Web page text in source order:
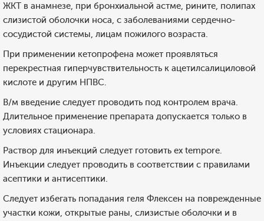
ЖКТ в анамнезе, при бронхиальной астме, рините, полипах
слизистой оболочки носа, с заболеваниями сердечно-
сосудистой системы, лицам пожилого возраста.
При применении кетопрофена может проявляться
перекрестная гиперчувствительность к ацетилсалициловой
кислоте и другим НПВС.
В/м введение следует проводить под контролем врача.
Длительное применение препарата допускается только в
условиях стационара.
Раствор для инъекций следует готовить ex tempore.
Инъекции следует проводить в соответствии с правилами
асептики и антисептики.
Следует избегать попадания геля Флексен на поврежденные
участки кожи, открытые раны, слизистые оболочки и в